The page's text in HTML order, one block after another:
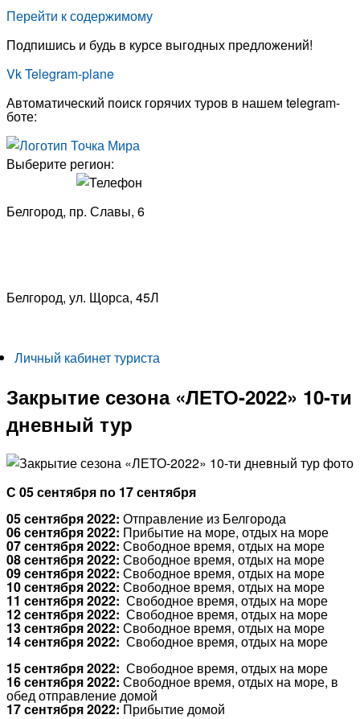
Перейти к содержимому
Подпишись и будь в курсе выгодных предложений!
VkTelegram-plane
Автоматический поиск горячих туров в нашем telegram-
боте:
Выберите регион:
Белгород, пр. Славы, 6
Белгород, ​ ул. Щорса, 45Л
Личный кабинет туриста
Закрытие сезона «ЛЕТО-2022» 10-ти
дневный тур
С 05 сентября по 17 сентября
05сентября 2022: Отправление из Белгорода
06 сентября 2022: Прибытие на море, отдых на море
07 сентября 2022: Свободное время, отдых на море
08 сентября 2022: Свободное время, отдых на море
09 сентября 2022: Свободное время, отдых на море
10 сентября 2022: Свободное время, отдых на море
11 сентября 2022: Свободное время, отдых на море
12 сентября 2022: Свободное время, отдых на море
13 сентября 2022: Свободное время, отдых на море
14 сентября 2022: Свободное время, отдых на море
15 сентября 2022: Свободное время, отдых на море
16 сентября 2022: Свободное время, отдых на море, в
обед отправление домой
17 сентября 2022:Прибытие домой